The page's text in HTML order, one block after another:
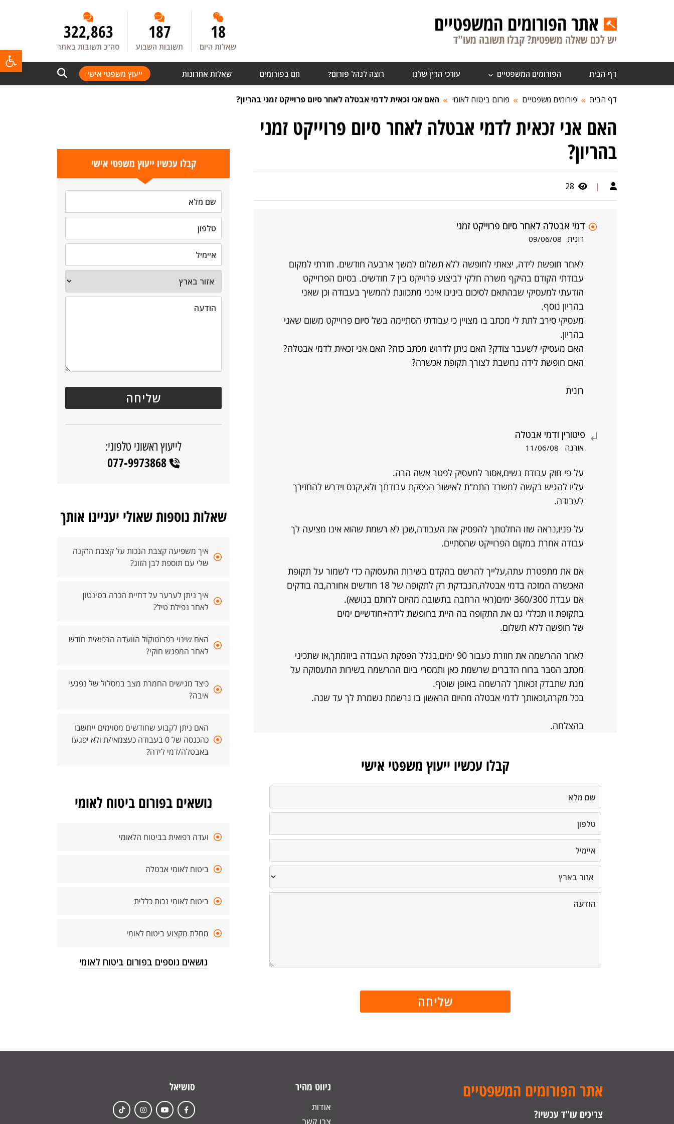
אתר הפורומים המשפטיים
יש לכם שאלה משפטית? קבלו תשובה מעו"ד 18
שאלות היום
187
תשובות השבוע
322,863
סה”כ תשובות באתר
דף הבית הפורומים המשפטיים עורכי הדין שלנו רוצה לנהל פורום? חם בפורומים שאלות אחרונות ייעוץ משפטי אישי
דף הבית פורומים משפטיים פורום ביטוח לאומי האם אני זכאית לדמי אבטלה לאחר סיום פרוייקט זמני בהריון?
האם אני זכאית לדמי אבטלה לאחר סיום פרוייקט זמני
בהריון?
|
28
דמי אבטלה לאחר סיום פרוייקט זמני
רונית 09/06/08
לאחר חופשת לידה, יצאתי לחופשה ללא תשלום למשך ארבעה חודשים. חזרתי למקום
עבודתי הקודם בהיקף משרה חלקי לביצוע פרוייקט בין 7 חודשים. בסיום הפרוייקט
הודעתי למעסיקי שבהתאם לסיכום בינינו אינני מתכוונת להמשיך בעבודה וכן שאני
בהריון נוסף.
מעסיקי סירב לתת לי מכתב בו מצויין כי עבודתי הסתיימה בשל סיום פרוייקט משום שאני
בהריון.
האם מעסיקי לשעבר צודק? האם ניתן לדרוש מכתב כזה? האם אני זכאית לדמי אבטלה?
האם חופשת לידה נחשבת לצורך תקופת אכשרה?
רונית
פיטורין ודמי אבטלה
אורנה 11/06/08
על פי חוק עבודת נשים,אסור למעסיק לפטר אשה הרה.
עליו להגיש בקשה למשרד התמ"ת לאישור הפסקת עבודתך ולא,יקנס וידרש להחזירך
לעבודה.
על פניו,נראה שזו החלטתך להפסיק את העבודה,שכן לא רשמת שהוא אינו מציעה לך
עבודה אחרת במקום הפרוייקט שהסתיים.
אם את מתפטרת עתה,עלייך להרשם בהקדם בשירות התעסוקה כדי לשמור על תקופת
האכשרה המזכה בדמי אבטלה,הנבדקת רק לתקופה של 18 חודשים אחורה,בה בודקים
אם עבדת 360/300 ימים(ראי הרחבה בתשובה מהיום לרותם בנושא).
בתקופת זו תכללי גם את התקופה בה היית בחופשת לידה+חודשיים ימים
של חופשה ללא תשלום.
לאחר ההרשמה את חוזרת כעבור 90 ימים,בגלל הפסקת העבודה ביוזמתך,או שתכיני
מכתב הסבר ברוח הדברים שרשמת כאן ותמסרי ביום ההרשמה בשירות התעסוקה על
מנת שתבדק זכאותך להרשמה באופן שוטף.
בכל מקרה,זכאותך לדמי אבטלה מהיום הראשון בו נרשמת נשמרת לך עד שנה.
בהצלחה.
קבלו עכשיו ייעוץ משפטי אישי
קבלו עכשיו ייעוץ משפטי אישי
לייעוץ ראשוני טלפוני:
077-9973868
שאלות נוספות שאולי יעניינו אותך
איך משפיעה קצבת הנכות על קצבת הזקנה
שלי עם תוספת לבן הזוג?
איך ניתן לערער על דחיית הכרה בטינטון
לאחר נפילת טיל?
האם שינוי בפרוטוקול הוועדה הרפואית חודש
לאחר המפגש חוקי?
כיצד מגישים החמרת מצב במסלול של נפגעי
איבה?
האם ניתן לקבוע שחודשים מסוימים ייחשבו
כהכנסה של 0 בעבודה כעצמאי/ת ולא יפגעו
באבטלה/דמי לידה?
נושאים בפורום ביטוח לאומי
ועדה רפואית בביטוח הלאומי
ביטוח לאומי אבטלה
ביטוח לאומי נכות כללית
מחלת מקצוע ביטוח לאומי
נושאים נוספים בפורום ביטוח לאומי
אתר הפורומים המשפטיים
צריכים עו"ד עכשיו?
ניווט מהיר
אודות
צרו קשר
סושיאל